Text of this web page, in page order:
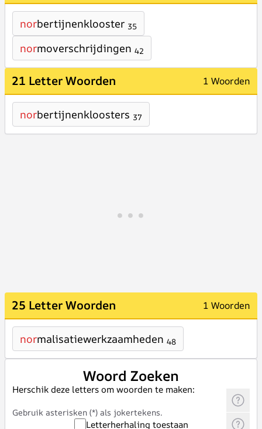
norbertijnenklooster 35
normoverschrijdingen 42
21 Letter Woorden 1 Woorden
norbertijnenkloosters 37
25 Letter Woorden 1 Woorden
normalisatiewerkzaamheden 48
Woord Zoeken
Herschik deze letters om woorden te maken:
Gebruik asterisken (*) als jokertekens.
Letterherhaling toestaan